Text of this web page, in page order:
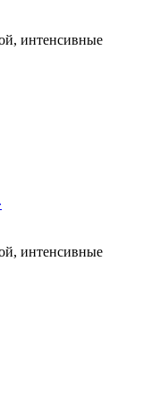
интенсивные
интенсивные